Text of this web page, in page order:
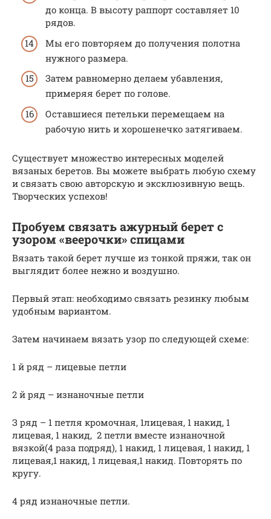
до конца. В высоту раппорт составляет 10
рядов.
Мы его повторяем до получения полотна
нужного размера.
Затем равномерно делаем убавления,
примеряя берет по голове.
Оставшиеся петельки перемещаем на
рабочую нить и хорошенечко затягиваем.
Существует множество интересных моделей
вязаных беретов. Вы можете выбрать любую схему
и связать свою авторскую и эксклюзивную вещь.
Творческих успехов!
Пробуем связать ажурный берет с
узором «веерочки» спицами
Вязать такой берет лучше из тонкой пряжи, так он
выглядит более нежно и воздушно.
Первый этап: необходимо связать резинку любым
удобным вариантом.
Затем начинаем вязать узор по следующей схеме:
1 й ряд – лицевые петли
2 й ряд – изнаночные петли
З ряд – 1 петля кромочная, 1лицевая, 1 накид, 1
лицевая, 1 накид, 2 петли вместе изнаночной
вязкой(4 раза подряд), 1 накид, 1 лицевая, 1 накид, 1
лицевая,1 накид, 1 лицевая,1 накид. Повторять по
кругу.
4 ряд изнаночные петли.